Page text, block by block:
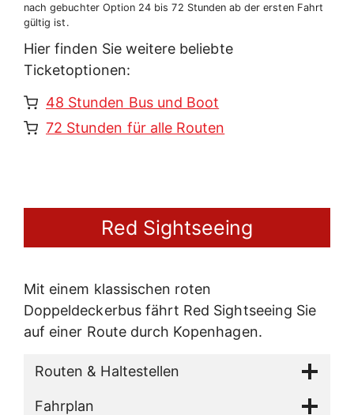
nach gebuchter Option 24 bis 72 Stunden ab der ersten Fahrt
gültig ist.
Hier finden Sie weitere beliebte
Ticketoptionen:
48 Stunden Bus und Boot
72 Stunden für alle Routen
Red Sightseeing
Mit einem klassischen roten
Doppeldeckerbus fährt Red Sightseeing Sie
auf einer Route durch Kopenhagen.
Routen & Haltestellen
Fahrplan